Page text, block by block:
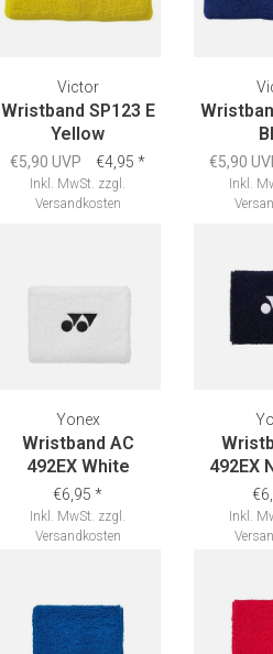
Victor
Wristband SP123 E
Yellow
€5,90 UVP €4,95 *
Inkl. MwSt. zzgl.
Versandkosten
€5,90
Inkl.
Yonex
Wristband AC
492EX White
€6,95 *
Inkl. MwSt. zzgl.
Versandkosten
492EX
Inkl.